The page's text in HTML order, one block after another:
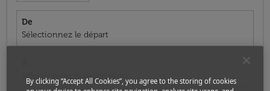
De
Sélectionnez le départ
Sélectionnez la destination
By clicking “Accept All Cookies”, you agree to the storing of cookies